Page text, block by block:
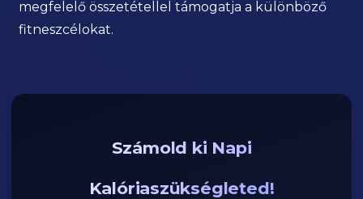
megfelelő összetétellel támogatja a különböző
fitneszcélokat.
Számold ki Napi
Kalóriaszükségleted!